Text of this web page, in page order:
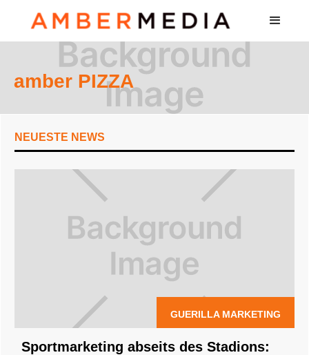
amber PIZZA
NEUESTE NEWS
GUERILLA MARKETING
Sportmarketing abseits des Stadions: